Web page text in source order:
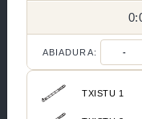
ABIADURA: -
TXISTU 1